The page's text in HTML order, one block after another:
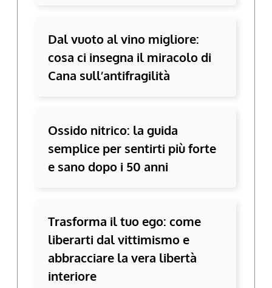
Dal vuoto al vino migliore:
cosa ci insegna il miracolo di
Cana sull’antifragilità
Ossido nitrico: la guida
semplice per sentirti più forte
e sano dopo i 50 anni
Trasforma il tuo ego: come
liberarti dal vittimismo e
abbracciare la vera libertà
interiore